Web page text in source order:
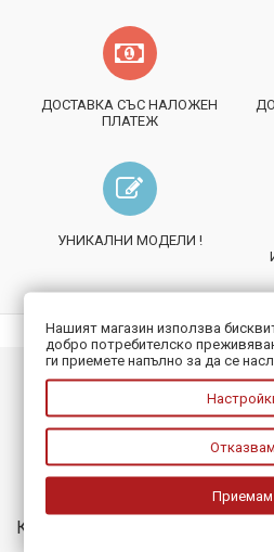
ДОСТАВКА СЪС НАЛОЖЕН
ПЛАТЕЖ
УНИКАЛНИ МОДЕЛИ !
ИНФОРМАЦИЯ
ПОЛЕЗНО
КОНТАКТИ
Нашият магазин използва
добро потребителско
ги приемете напълно за да се
Отказвам
Приемам